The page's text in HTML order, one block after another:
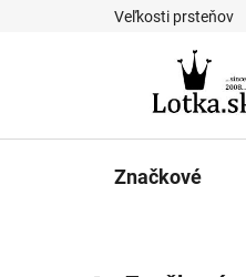
Veľkosti prsteňov
Značkové